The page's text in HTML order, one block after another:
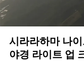
시라라하마 나
야경 라이트 업